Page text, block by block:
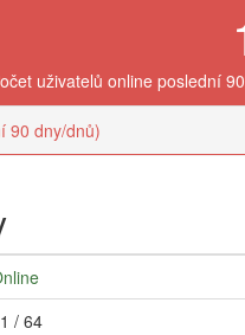
uživatelů online poslední
90 dny/dnů)
/ 64